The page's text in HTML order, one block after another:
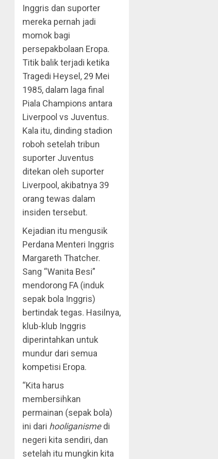
Inggris dan suporter
mereka pernah jadi
momok bagi
persepakbolaan Eropa.
Titik balik terjadi ketika
Tragedi Heysel, 29 Mei
1985, dalam laga final
Piala Champions antara
Liverpool vs Juventus.
Kala itu, dinding stadion
roboh setelah tribun
suporter Juventus
ditekan oleh suporter
Liverpool, akibatnya 39
orang tewas dalam
insiden tersebut.
Kejadian itu mengusik
Perdana Menteri Inggris
Margareth Thatcher.
Sang “Wanita Besi”
mendorong FA (induk
sepak bola Inggris)
bertindak tegas. Hasilnya,
klub-klub Inggris
diperintahkan untuk
mundur dari semua
kompetisi Eropa.
“Kita harus
membersihkan
permainan (sepak bola)
ini dari hooliganismedi
negeri kita sendiri, dan
setelah itu mungkin kita